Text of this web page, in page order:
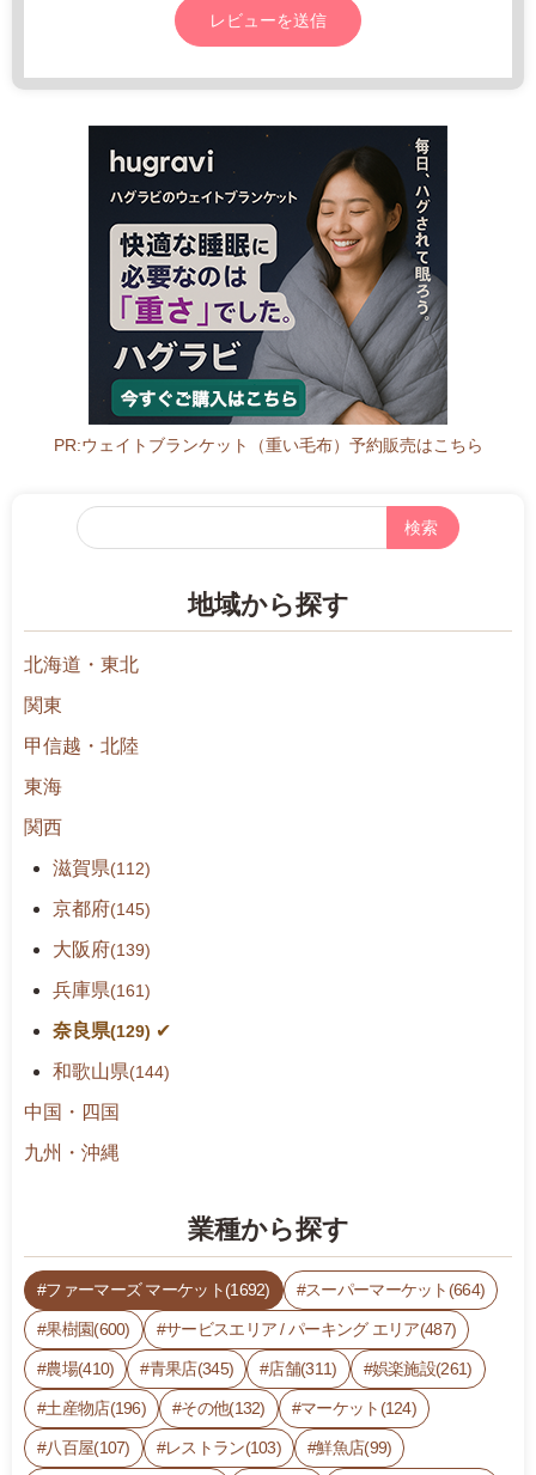
月
PR:ウェイトブランケット（重い毛布）予約販売はこちら
フ
リ
索
地域から探す
北海道・東北
関東
甲信越・北陸
東海
関西
滋賀県(112)
京都府(145)
大阪府(139)
兵庫県(161)
奈良県(129)
和歌山県(144)
中国・四国
九州・沖縄
業種から探す
ファーマーズ マーケット(1692) スーパーマーケット(664)
果樹園(600) サービスエリア / パーキング エリア(487)
農場(410) 青果店(345) 店舗(311) 娯楽施設(261)
土産物店(196) その他(132) マーケット(124)
八百屋(107) レストラン(103) 鮮魚店(99)